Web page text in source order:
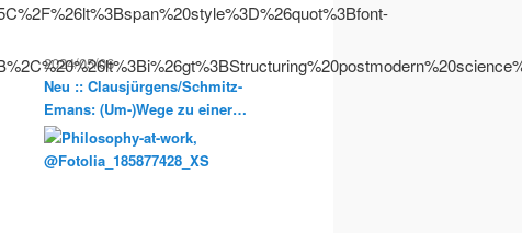
2024/05/06
Neu :: Clausjürgens/Schmitz-
Emans: (Um-)Wege zu einer
Sozialphilosophie der
Postmoderne. Philosophische